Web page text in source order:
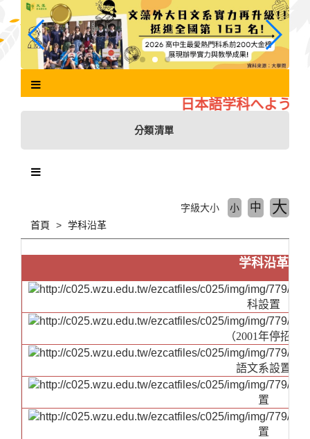
主
日本語学科へようこそ
分類清單
首頁 学科沿革
字級大小 小 中 大
学科沿革
科設置
（2001年停招）
語文系設置
置
置